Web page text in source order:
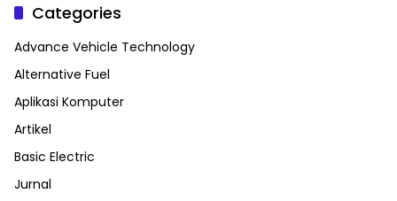
Categories
Advance Vehicle Technology
Alternative Fuel
Aplikasi Komputer
Artikel
Basic Electric
Jurnal